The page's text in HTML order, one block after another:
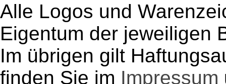
Alle Logos und
Eigentum der jeweiligen
Im übrigen gilt
finden Sie im Impressum